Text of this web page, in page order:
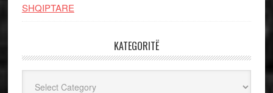
SHQIPTARE
KATEGORITË